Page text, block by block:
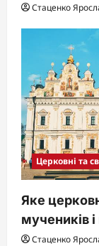
Стаценко
Церковні та
Яке
мучеників
Стаценко